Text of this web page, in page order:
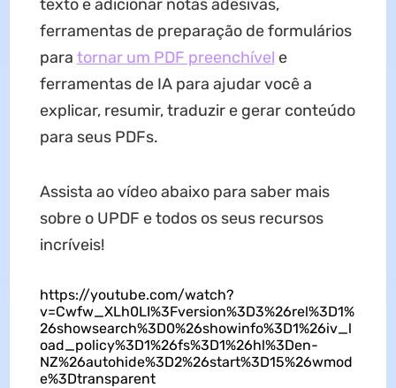
texto e adicionar notas adesivas,
ferramentas de preparação de formulários
para tornar um PDF preenchível e
ferramentas de IA para ajudar você a
explicar, resumir, traduzir e gerar conteúdo
para seus PDFs.
Assista ao vídeo abaixo para saber mais
sobre o UPDF e todos os seus recursos
incríveis!
https://youtube.com/watch?
v=Cwfw_XLh0LI%3Fversion%3D3%26rel%3D1%
26showsearch%3D0%26showinfo%3D1%26iv_l
oad_policy%3D1%26fs%3D1%26hl%3Den-
NZ%26autohide%3D2%26start%3D15%26wmod
e%3Dtransparent